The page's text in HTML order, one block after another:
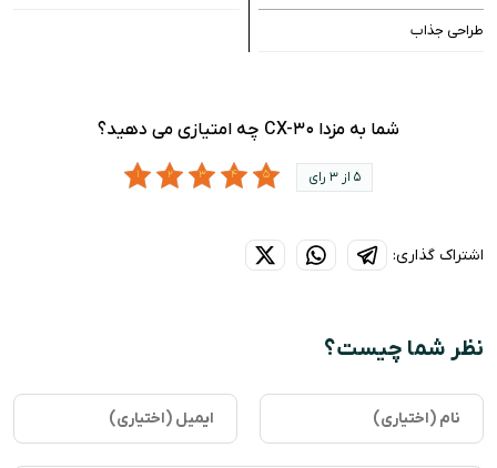
طراحی جذاب
شما به مزدا CX-30 چه امتیازی می دهید؟
5 از 3 رای
اشتراک گذاری:
نظر شما چیست؟